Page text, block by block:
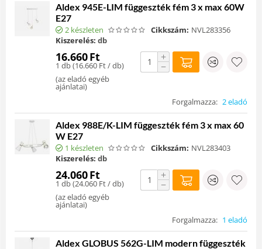
Aldex 945E-LIM függeszték fém 3 x max 60W
E27
2 készleten Cikkszám: NVL283356
Kiszerelés: db
16.660Ft
1 db (16.660 Ft/ db)
(az eladó egyéb
ajánlatai)
+
−
Forgalmazza: 2 eladó
Aldex 988E/K-LIM függeszték fém 3 x max 60
W E27
1 készleten Cikkszám: NVL283403
Kiszerelés: db
24.060Ft
1 db (24.060 Ft/ db)
(az eladó egyéb
ajánlatai)
+
−
Forgalmazza: 1 eladó
Aldex GLOBUS 562G-LIM modern függeszték